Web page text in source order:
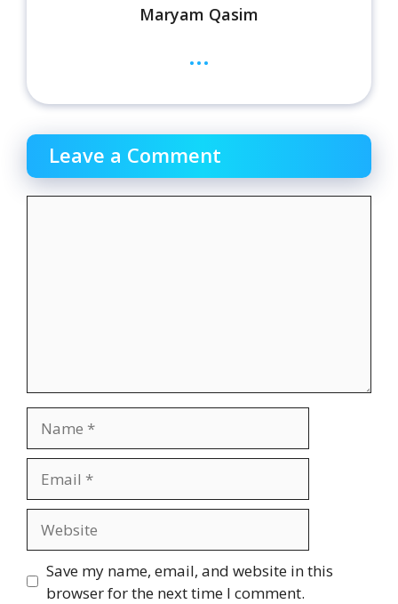
Maryam Qasim
...
Leave a Comment
Save my name, email, and website in this
browser for the next time I comment.